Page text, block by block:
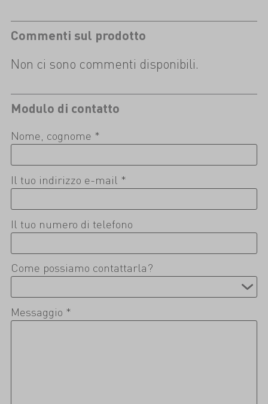
Commenti sul prodotto
Non ci sono commenti disponibili.
Modulo di contatto
Nome, cognome *
Il tuo indirizzo e-mail *
Il tuo numero di telefono
Come possiamo contattarla?
Messaggio *